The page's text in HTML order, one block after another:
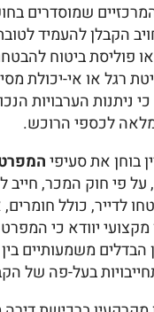
שמוסדרים
הקבלן להעמיד
פוליסת ביטוח
רגל או אי-יכולת
ניתנות הערבויות
לכספי הרוכש.
בוחן את סעיפי
פי חוק המכר, חייב
לדייר, כולל חומרים,
מקצועי יוודא כי
הבדלים משמעותיים
בעל-פה של